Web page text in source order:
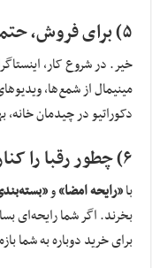
۵) برای فروش، حتماً باید سایت بزنیم؟
خیر. در شروع کار،
دکوراتیو در چیدمان خانه،
۶) چطور رقبا را کنار بزنیم؟
با«رایحه امضا»و
بخرند. اگر شما رایحه‌ای
برای خرید دوباره به شما